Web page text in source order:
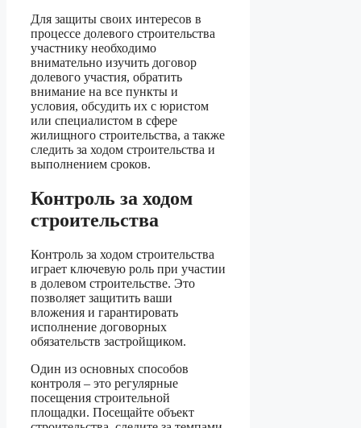
Для защиты своих интересов в
процессе долевого строительства
участнику необходимо
внимательно изучить договор
долевого участия, обратить
внимание на все пункты и
условия, обсудить их с юристом
или специалистом в сфере
жилищного строительства, а также
следить за ходом строительства и
выполнением сроков.
Контроль за ходом
строительства
Контроль за ходом строительства
играет ключевую роль при участии
в долевом строительстве. Это
позволяет защитить ваши
вложения и гарантировать
исполнение договорных
обязательств застройщиком.
Один из основных способов
контроля – это регулярные
посещения строительной
площадки. Посещайте объект